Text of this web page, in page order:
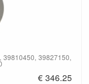
39810450, 39827150,
€ 346.25